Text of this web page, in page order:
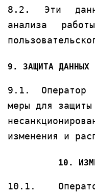
8.2. Эти
анализа
9. ЗАЩИТА ДАННЫХ
9.1. Оператор
меры для
изменения и
10.
10.1.